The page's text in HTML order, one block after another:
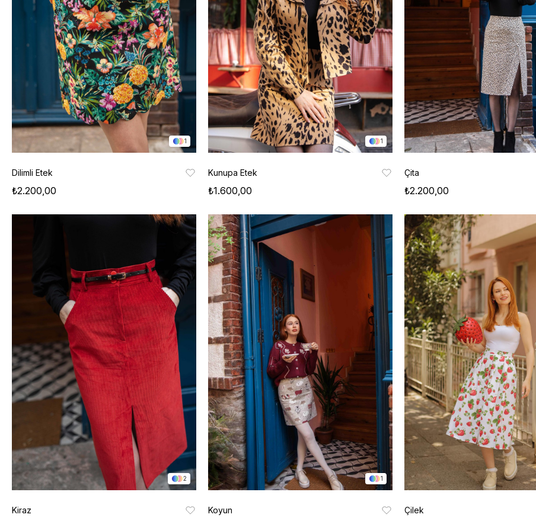
1
Dilimli Etek
₺2.200,00
1
Kunupa Etek
₺1.600,00
Çita
₺2.200,00
2
Kiraz
1
Koyun Çilek